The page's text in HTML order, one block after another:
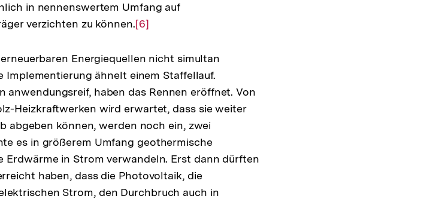
in nennenswertem Umfang auf
verzichten zu können.Zur
der
Fußnote
[6]
Energiequellen nicht simultan
Implementierung ähnelt einem Staffellauf.
anwendungsreif, haben das Rennen eröffnet. Von
Heizkraftwerken wird erwartet, dass sie weiter
abgeben können, werden noch ein, zwei
es in größerem Umfang geothermische
Erdwärme in Strom verwandeln. Erst dann dürften
haben, dass die Photovoltaik, die
Strom, den Durchbruch auch in